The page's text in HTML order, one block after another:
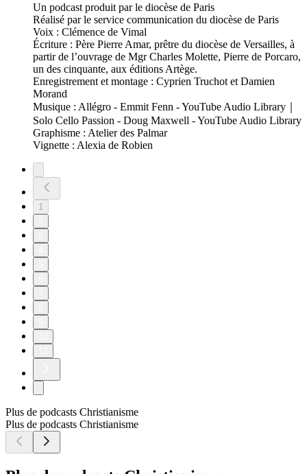
Un podcast produit par le diocèse de Paris
Réalisé par le service communication du diocèse de Paris
Voix : Clémence de Vimal
Écriture : Père Pierre Amar, prêtre du diocèse de Versailles, à
partir de l’ouvrage de Mgr Charles Molette, Pierre de Porcaro,
un des cinquante, aux éditions Artège.
Enregistrement et montage : Cyprien Truchot et Damien
Morand
Musique : Allégro - Emmit Fenn - YouTube Audio Library｜
Solo Cello Passion - Doug Maxwell - YouTube Audio Library
Graphisme : Atelier des Palmar
Vignette : Alexia de Robien
1
Plus de podcasts Christianisme
Plus de podcasts Christianisme